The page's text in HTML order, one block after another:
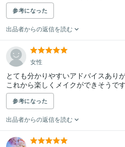
参考になった
出品者からの返信を読む
女性
とても分かりやすいアドバイスあり
これから楽しくメイクができそうで
参考になった
出品者からの返信を読む